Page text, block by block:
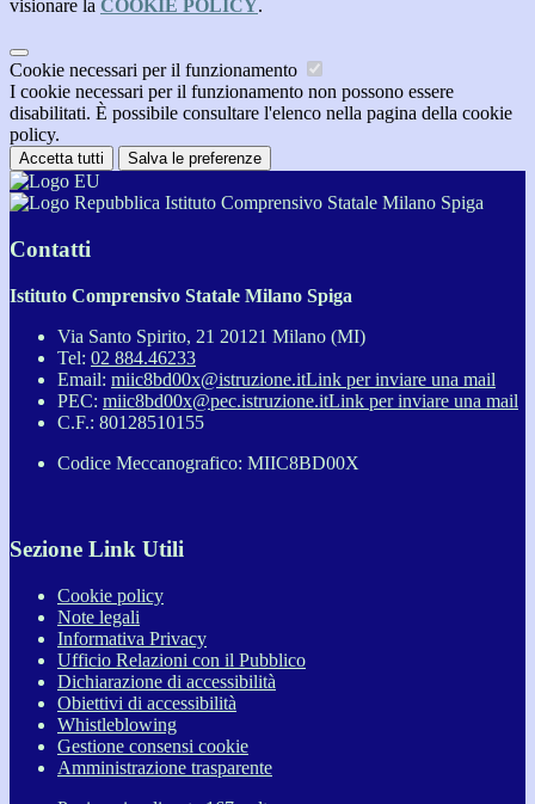
visionare la COOKIE POLICY.
Cookie necessari per il funzionamento
I cookie necessari per il funzionamento non possono essere
disabilitati. È possibile consultare l'elenco nella pagina della cookie
policy.
Accetta tutti Salva le preferenze
Istituto Comprensivo Statale Milano Spiga
Contatti
Istituto Comprensivo Statale Milano Spiga
Via Santo Spirito, 21 20121 Milano (MI)
Tel: 02 884.46233
Email: miic8bd00x@istruzione.itLink per inviare una mail
PEC: miic8bd00x@pec.istruzione.itLink per inviare una mail
C.F.: 80128510155
Codice Meccanografico: MIIC8BD00X
Sezione Link Utili
Cookie policy
Note legali
Informativa Privacy
Ufficio Relazioni con il Pubblico
Dichiarazione di accessibilità
Obiettivi di accessibilità
Whistleblowing
Gestione consensi cookie
Amministrazione trasparente